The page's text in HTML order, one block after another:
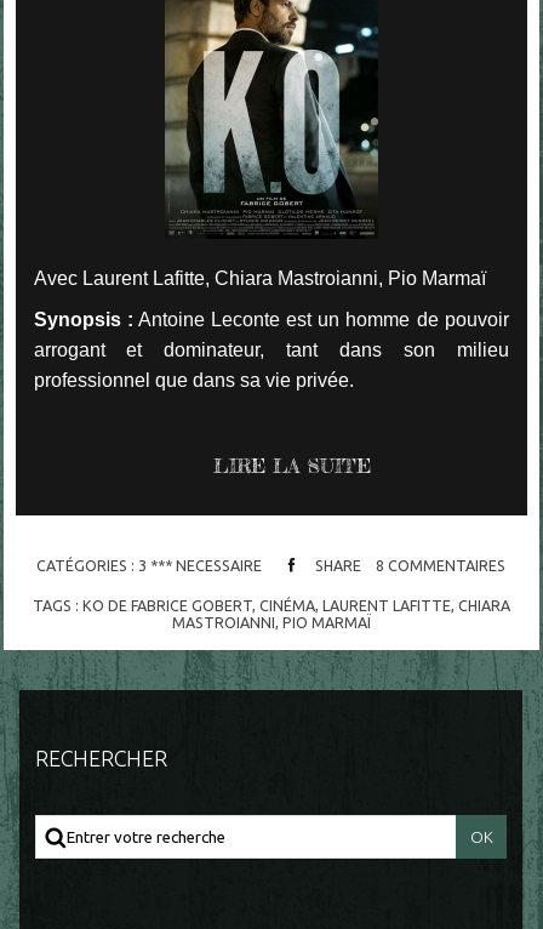
Avec Laurent Lafitte, Chiara Mastroianni, Pio Marmaï
Synopsis : Antoine Leconte est un homme de pouvoir
arrogant et dominateur, tant dans son milieu
professionnel que dans sa vie privée.
LIRE LA SUITE
CATÉGORIES : 3 *** NECESSAIRE SHARE 8 COMMENTAIRES
TAGS : KO DE FABRICE GOBERT, CINÉMA, LAURENT LAFITTE CHIARA
MASTROIANNI PIO MARMAÏ
RECHERCHER